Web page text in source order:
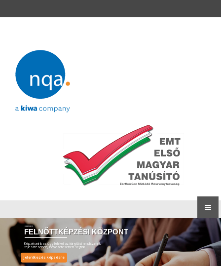
EMT ZRT.
Képzéseink az ügyfeleket az irányítási rendszereik
fejlesztésében, bevezetésében segítik
FELNŐTTKÉPZÉSI KÖZPONT
Jelentkezés képzésre